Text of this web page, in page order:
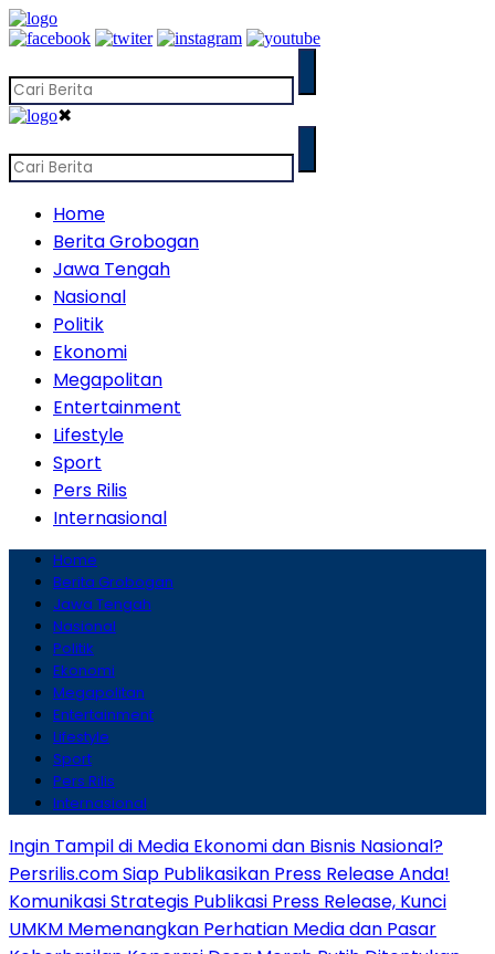
✖
Home
Berita Grobogan
Jawa Tengah
Nasional
Politik
Ekonomi
Megapolitan
Entertainment
Lifestyle
Sport
Pers Rilis
Internasional
Home
Berita Grobogan
Jawa Tengah
Nasional
Politik
Ekonomi
Megapolitan
Entertainment
Lifestyle
Sport
Pers Rilis
Internasional
Ingin Tampil di Media Ekonomi dan Bisnis Nasional?
Persrilis.com Siap Publikasikan Press Release Anda!
Komunikasi Strategis Publikasi Press Release, Kunci
UMKM Memenangkan Perhatian Media dan Pasar